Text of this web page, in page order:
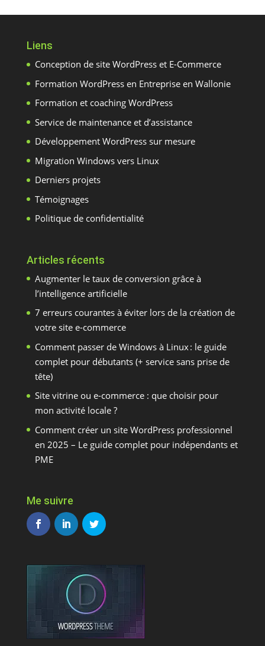
Liens
Conception de site WordPress et E-Commerce
Formation WordPress en Entreprise en Wallonie
Formation et coaching WordPress
Service de maintenance et d’assistance
Développement WordPress sur mesure
Migration Windows vers Linux
Derniers projets
Témoignages
Politique de confidentialité
Articles récents
Augmenter le taux de conversion grâce à
l’intelligence artificielle
7 erreurs courantes à éviter lors de la création de
votre site e-commerce
Comment passer de Windows à Linux : le guide
complet pour débutants (+ service sans prise de
tête)
Site vitrine ou e-commerce : que choisir pour
mon activité locale ?
Comment créer un site WordPress professionnel
en 2025 – Le guide complet pour indépendants et
PME
Me suivre